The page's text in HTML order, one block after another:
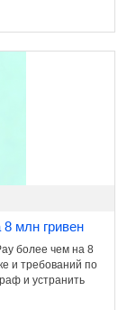
млн гривен
более чем на 8
и требований по
и устранить